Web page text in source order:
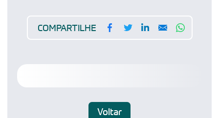
COMPARTILHE FacebookTwitterLinkedIn
Email
Voltar